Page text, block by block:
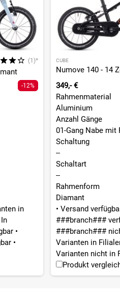
(1)*
-12%
in
In
•
•
CUBE
349,- €
Rahmenmaterial
Aluminium
Anzahl Gänge
01-Gang Nabe mit
Schaltung
--
Schaltart
--
Rahmenform
Diamant
• Versand
###branch###
###branch###
Varianten in
Varianten nicht in
Produkt